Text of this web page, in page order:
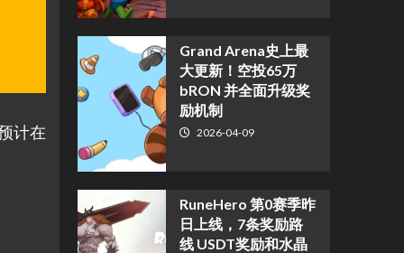
计在
Grand Arena史上最
大更新！空投65万
bRON 并全面升级奖
励机制
2026-04-09
RuneHero 第0赛季昨
日上线，7条奖励路
线 USDT奖励和水晶